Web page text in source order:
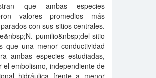
que ambas especies
valores promedios más
con sus sitios centrales.
pumilio&nbsp;del sitio
que una menor conductividad
ambas especies estudiadas,
embolismo, independiente de
hidráulica frente a menor